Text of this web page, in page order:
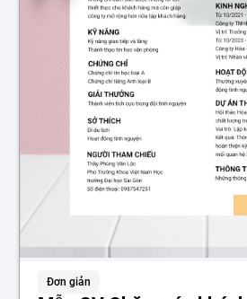
Đơn giản